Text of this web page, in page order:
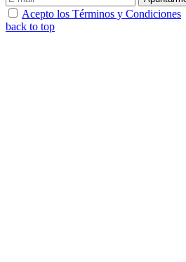
Acepto los Términos y Condiciones
back to top